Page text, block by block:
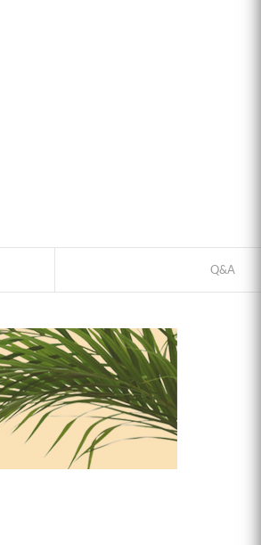
PAYCO 바로
Q&A